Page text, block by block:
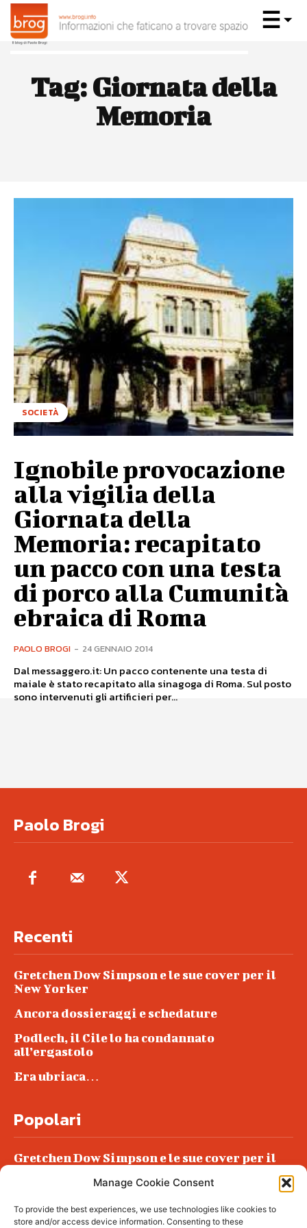
Manage Cookie Consent
To provide the best experiences, we use technologies like cookies to
store and/or access device information. Consenting to these
Tag: Giornata della
Memoria
SOCIETÀ
Ignobile provocazione
alla vigilia della
Giornata della
Memoria: recapitato
un pacco con una testa
di porco alla Cumunità
ebraica di Roma
PAOLO BROGI - 24 GENNAIO 2014
Dal messaggero.it: Un pacco contenente una testa di
maiale è stato recapitato alla sinagoga di Roma. Sul posto
sono intervenuti gli artificieri per...
Paolo Brogi
Recenti
Gretchen Dow Simpson e le sue cover per il
New Yorker
Ancora dossieraggi e schedature
Podlech, il Cile lo ha condannato
all’ergastolo
Era ubriaca…
Popolari
Gretchen Dow Simpson e le sue cover per il
Podlech, il Cile lo ha condannato